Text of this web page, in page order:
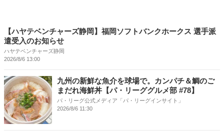
【ハヤテベンチャーズ静岡】福岡ソフトバンクホークス 選手派
遣受入のお知らせ
ハヤテベンチャーズ静岡
2026/8/6 13:00
九州の新鮮な魚介を球場で。カンパチ＆鯛のご
まだれ海鮮丼【パ・リーググルメ部 #78】
パ・リーグ公式メディア「パ・リーグインサイト」
2026/8/6 11:30